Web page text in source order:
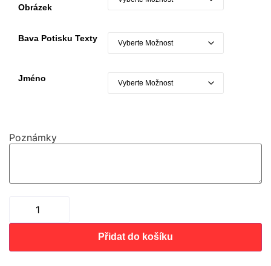
Obrázek
Bava Potisku Texty
Jméno
Poznámky
Přidat do košíku